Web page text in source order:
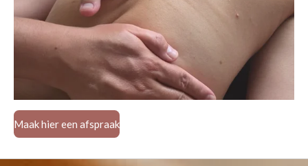
Maak hier een afspraak